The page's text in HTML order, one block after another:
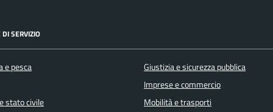
DI SERVIZIO
e pesca
stato civile
Giustizia e sicurezza pubblica
Imprese e commercio
Mobilità e trasporti